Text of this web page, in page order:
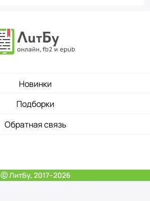
Новинки
Подборки
Обратная связь
ⓒ ЛитБу, 2017–2026